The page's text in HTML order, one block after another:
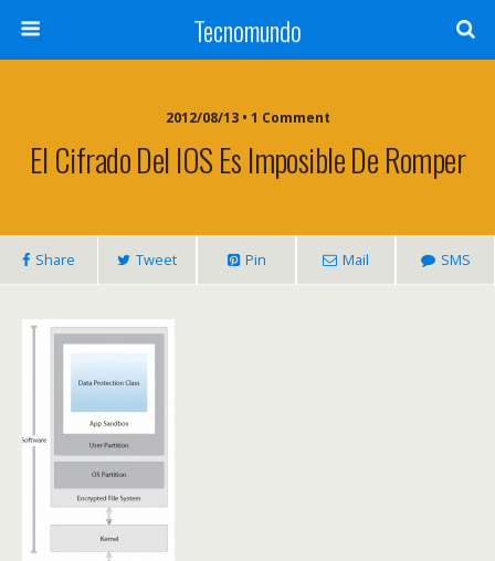
Tecnomundo
2012/08/13 • 1 Comment
El Cifrado Del IOS Es Imposible De Romper
Share Tweet Pin Mail SMS